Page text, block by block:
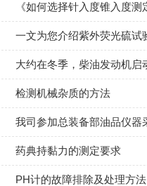
检测机械杂质的方法
药典持黏力的测定要求
PH计的故障排除及处理方法